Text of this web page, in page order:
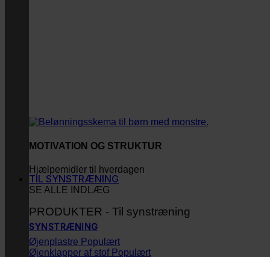
MOTIVATION OG STRUKTUR
Hjælpemidler til hverdagen
SE ALLE INDLÆG
TIL SYNSTRÆNING
PRODUKTER - Til synstræning
SYNSTRÆNING
Øjenplastre
Øjenklapper af stof